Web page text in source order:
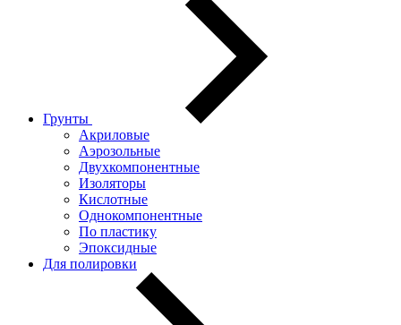
Грунты
Акриловые
Аэрозольные
Двухкомпонентные
Изоляторы
Кислотные
Однокомпонентные
По пластику
Эпоксидные
Для полировки